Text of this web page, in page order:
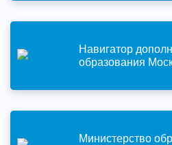
Навигатор
образования
Министерство